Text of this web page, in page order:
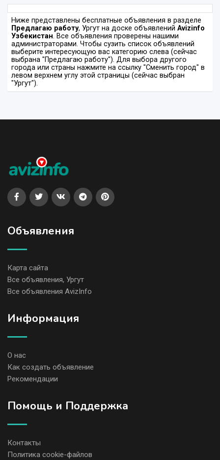
Ниже представлены бесплатные объявления в разделе
Предлагаю работу, Ургут на доске объявлений Avizinfo
Узбекистан. Все объявления проверены нашими
администраторами. Чтобы сузить список объявлений
выберите интересующую вас категорию слева (сейчас
выбрана "Предлагаю работу"). Для выбора другого
города или страны нажмите на ссылку "Сменить город" в
левом верхнем углу этой страницы (сейчас выбран
"Ургут").
Объявления
Карта сайта
Все объявления, Ургут
Все объявления AvizInfo
Информация
О нас
Как создать объявление
Рекомендации
Помощь и Поддержка
Контакты
Политика cookie-файлов